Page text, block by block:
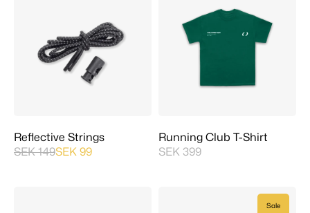
Reflective Strings
SEK 149SEK 99
Running Club T-Shirt
SEK 399
Sale